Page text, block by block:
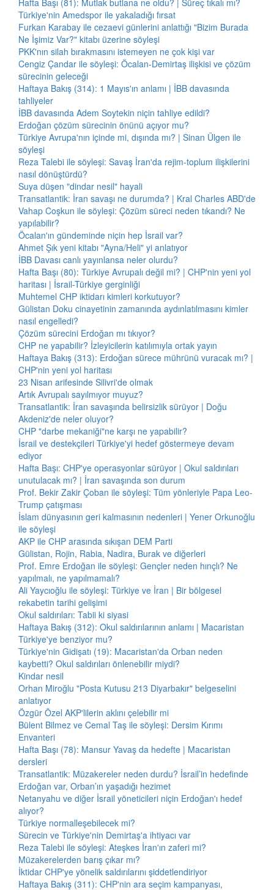
Hafta Başı (81): Mutlak butlana ne oldu? | Süreç tıkalı mı?
Türkiye'nin Amedspor ile yakaladığı fırsat
Furkan Karabay ile cezaevi günlerini anlattığı "Bizim Burada
Ne İşimiz Var?" kitabı üzerine söyleşi
PKK'nın silah bırakmasını istemeyen ne çok kişi var
Cengiz Çandar ile söyleşi: Öcalan-Demirtaş ilişkisi ve çözüm
sürecinin geleceği
Haftaya Bakış (314): 1 Mayıs'ın anlamı | İBB davasında
tahliyeler
İBB davasında Adem Soytekin niçin tahliye edildi?
Erdoğan çözüm sürecinin önünü açıyor mu?
Türkiye Avrupa'nın içinde mi, dışında mı? | Sinan Ülgen ile
söyleşi
Reza Talebi ile söyleşi: Savaş İran'da rejim-toplum ilişkilerini
nasıl dönüştürdü?
Suya düşen "dindar nesil" hayali
Transatlantik: İran savaşı ne durumda? | Kral Charles ABD'de
Vahap Coşkun ile söyleşi: Çözüm süreci neden tıkandı? Ne
yapılabilir?
Öcalan'ın gündeminde niçin hep İsrail var?
Ahmet Şık yeni kitabı "Ayna/Heli" yi anlatıyor
İBB Davası canlı yayınlansa neler olurdu?
Hafta Başı (80): Türkiye Avrupalı değil mi? | CHP'nin yeni yol
haritası | İsrail-Türkiye gerginliği
Muhtemel CHP iktidarı kimleri korkutuyor?
Gülistan Doku cinayetinin zamanında aydınlatılmasını kimler
nasıl engelledi?
Çözüm sürecini Erdoğan mı tıkıyor?
CHP ne yapabilir? İzleyicilerin katılımıyla ortak yayın
Haftaya Bakış (313): Erdoğan sürece mührünü vuracak mı? |
CHP'nin yeni yol haritası
23 Nisan arifesinde Silivri'de olmak
Artık Avrupalı sayılmıyor muyuz?
Transatlantik: İran savaşında belirsizlik sürüyor | Doğu
Akdeniz'de neler oluyor?
CHP "darbe mekaniği"ne karşı ne yapabilir?
İsrail ve destekçileri Türkiye'yi hedef göstermeye devam
ediyor
Hafta Başı: CHP'ye operasyonlar sürüyor | Okul saldırıları
unutulacak mı? | İran savaşında son durum
Prof. Bekir Zakir Çoban ile söyleşi: Tüm yönleriyle Papa Leo-
Trump çatışması
İslam dünyasının geri kalmasının nedenleri | Yener Orkunoğlu
ile söyleşi
AKP ile CHP arasında sıkışan DEM Parti
Gülistan, Rojin, Rabia, Nadira, Burak ve diğerleri
Prof. Emre Erdoğan ile söyleşi: Gençler neden hınçlı? Ne
yapılmalı, ne yapılmamalı?
Ali Yaycıoğlu ile söyleşi: Türkiye ve İran | Bir bölgesel
rekabetin tarihi gelişimi
Okul saldırıları: Tabii ki siyasi
Haftaya Bakış (312): Okul saldırılarının anlamı | Macaristan
Türkiye'ye benziyor mu?
Türkiye'nin Gidişatı (19): Macaristan'da Orban neden
kaybetti? Okul saldırıları önlenebilir miydi?
Kindar nesil
Orhan Miroğlu "Posta Kutusu 213 Diyarbakır" belgeselini
anlatıyor
Özgür Özel AKP'lilerin aklını çelebilir mi
Bülent Bilmez ve Cemal Taş ile söyleşi: Dersim Kırımı
Envanteri
Hafta Başı (78): Mansur Yavaş da hedefte | Macaristan
dersleri
Transatlantik: Müzakereler neden durdu? İsrail’in hedefinde
Erdoğan var, Orban’ın yaşadığı hezimet
Netanyahu ve diğer İsrail yöneticileri niçin Erdoğan'ı hedef
alıyor?
Türkiye normalleşebilecek mi?
Sürecin ve Türkiye'nin Demirtaş'a ihtiyacı var
Reza Talebi ile söyleşi: Ateşkes İran'ın zaferi mi?
Müzakerelerden barış çıkar mı?
İktidar CHP'ye yönelik saldırılarını şiddetlendiriyor
Haftaya Bakış (311): CHP'nin ara seçim kampanyası,